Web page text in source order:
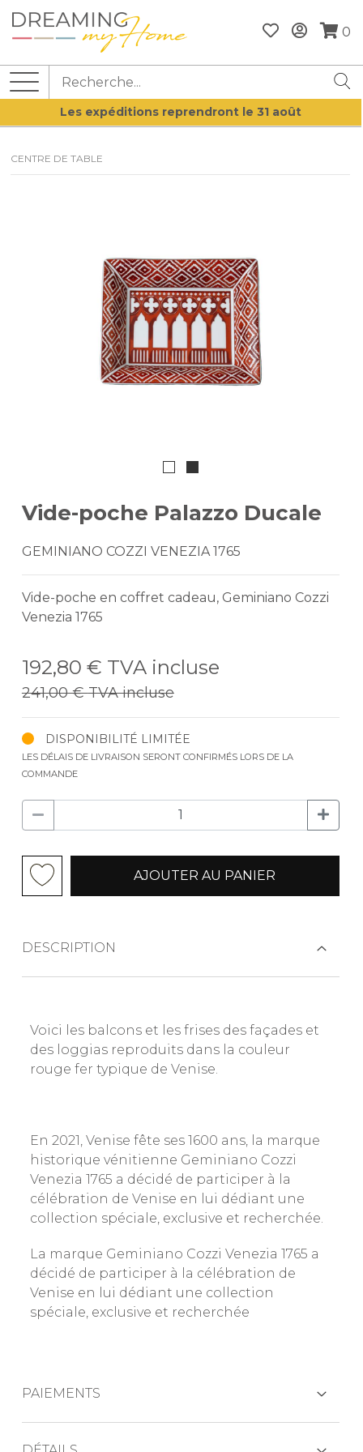
0
Les expéditions reprendront le 31 août
CENTRE DE TABLE
Vide-poche Palazzo Ducale
GEMINIANO COZZI VENEZIA 1765
Vide-poche en coffret cadeau, Geminiano Cozzi
Venezia 1765
192,80 € TVA incluse
241,00 €TVA incluse
DISPONIBILITÉ LIMITÉE
LES DÉLAIS DE LIVRAISON SERONT CONFIRMÉS LORS DE LA
COMMANDE
AJOUTER AU PANIER
DESCRIPTION
Voici les balcons et les frises des façades et
des loggias reproduits dans la couleur
rouge fer typique de Venise.
En 2021, Venise fête ses 1600 ans, la marque
historique vénitienne Geminiano Cozzi
Venezia 1765 a décidé de participer à la
célébration de Venise en lui dédiant une
collection spéciale, exclusive et recherchée.
La marque Geminiano Cozzi Venezia 1765 a
décidé de participer à la célébration de
Venise en lui dédiant une collection
spéciale, exclusive et recherchée
PAIEMENTS